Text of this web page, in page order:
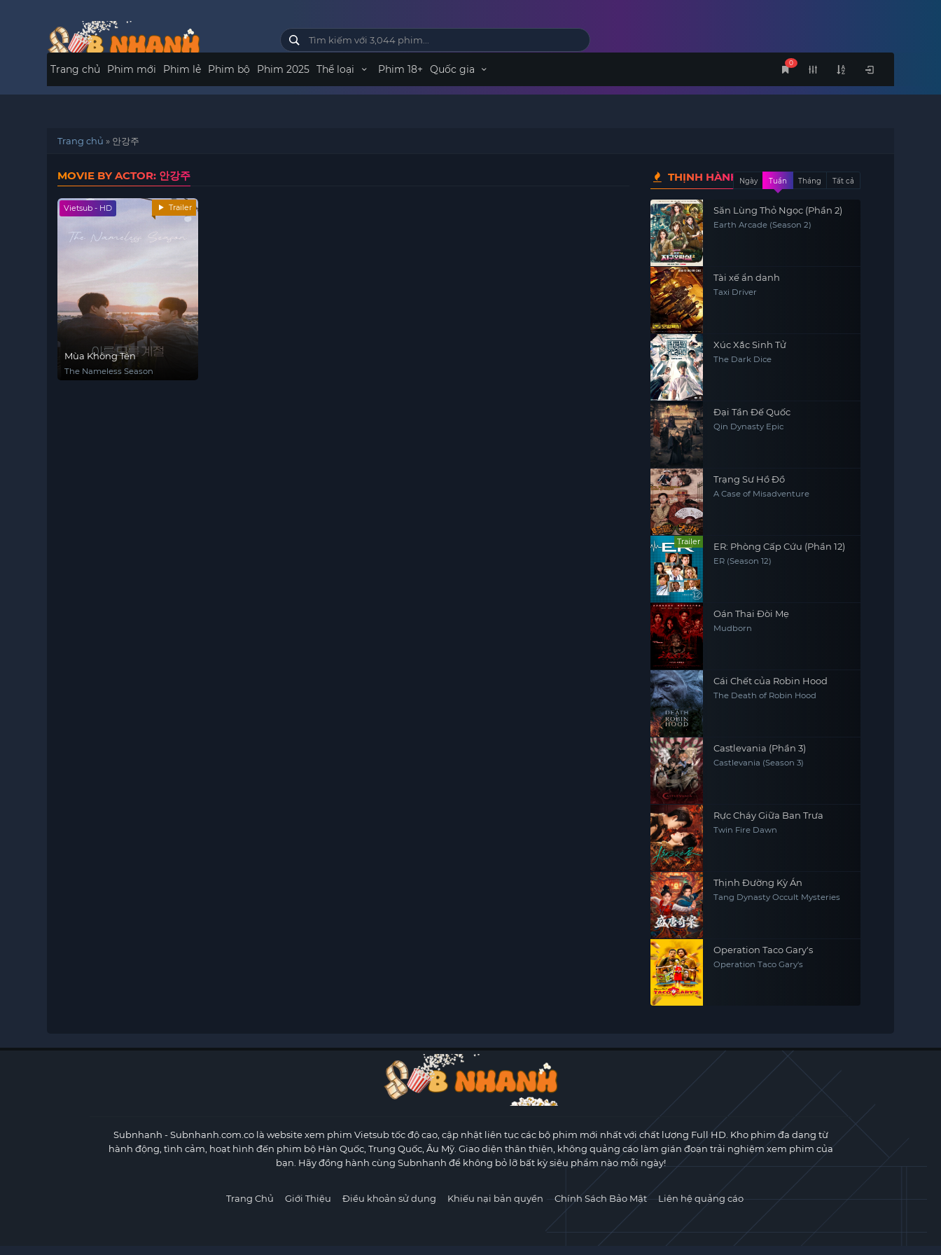
0
Trang chủ Phim mới Phim lẻ Phim bộ Phim 2025 Thể loại Phim 18+ Quốc gia
Trang chủ » 안강주
MOVIE BY ACTOR: 안강주
Vietsub - HD Trailer
Mùa Không Tên
The Nameless Season
THỊNH HÀNHNgày Tuần Tháng Tất cả
Săn Lùng Thỏ Ngọc (Phần 2)
Earth Arcade (Season 2)
Tài xế ẩn danh
Taxi Driver
Xúc Xắc Sinh Tử
The Dark Dice
Đại Tần Đế Quốc
Qin Dynasty Epic
Trạng Sư Hồ Đồ
A Case of Misadventure
Trailer ER: Phòng Cấp Cứu (Phần 12)
ER (Season 12)
Oán Thai Đòi Mẹ
Mudborn
Cái Chết của Robin Hood
The Death of Robin Hood
Castlevania (Phần 3)
Castlevania (Season 3)
Rực Cháy Giữa Ban Trưa
Twin Fire Dawn
Thịnh Đường Kỳ Án
Tang Dynasty Occult Mysteries
Operation Taco Gary's
Operation Taco Gary's
Subnhanh - Subnhanh.com.co là website xem phim Vietsub tốc độ cao, cập nhật liên tục các bộ phim mới nhất với chất lượng Full HD. Kho phim đa dạng từ
hành động, tình cảm, hoạt hình đến phim bộ Hàn Quốc, Trung Quốc, Âu Mỹ. Giao diện thân thiện, không quảng cáo làm gián đoạn trải nghiệm xem phim của
bạn. Hãy đồng hành cùng Subnhanh để không bỏ lỡ bất kỳ siêu phẩm nào mỗi ngày!
Trang Chủ Giới Thiệu Điều khoản sử dụng Khiếu nại bản quyền Chính Sách Bảo Mật Liên hệ quảng cáo